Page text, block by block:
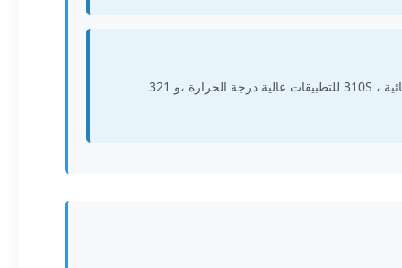
الصفوف المختلفة من الفولاذ المقاوم للصدأ تلبي متطلبات مختلفة: 304 / 304L لمقاومة التآكل العامة ، 316 / 316L للبيئات البحرية والكيميائية ، 310S للتطبيقات عالية درجة الحرارة ،و 321